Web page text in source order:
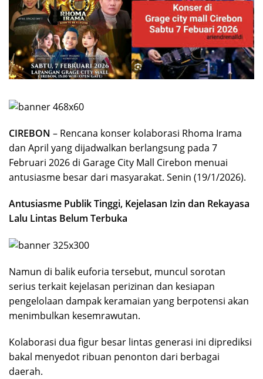
CIREBON – Rencana konser kolaborasi Rhoma Irama
dan April yang dijadwalkan berlangsung pada 7
Februari 2026 di Garage City Mall Cirebon menuai
antusiasme besar dari masyarakat. Senin (19/1/2026).
Antusiasme Publik Tinggi, Kejelasan Izin dan Rekayasa
Lalu Lintas Belum Terbuka
Namun di balik euforia tersebut, muncul sorotan
serius terkait kejelasan perizinan dan kesiapan
pengelolaan dampak keramaian yang berpotensi akan
menimbulkan kesemrawutan.
Kolaborasi dua figur besar lintas generasi ini diprediksi
bakal menyedot ribuan penonton dari berbagai
daerah.